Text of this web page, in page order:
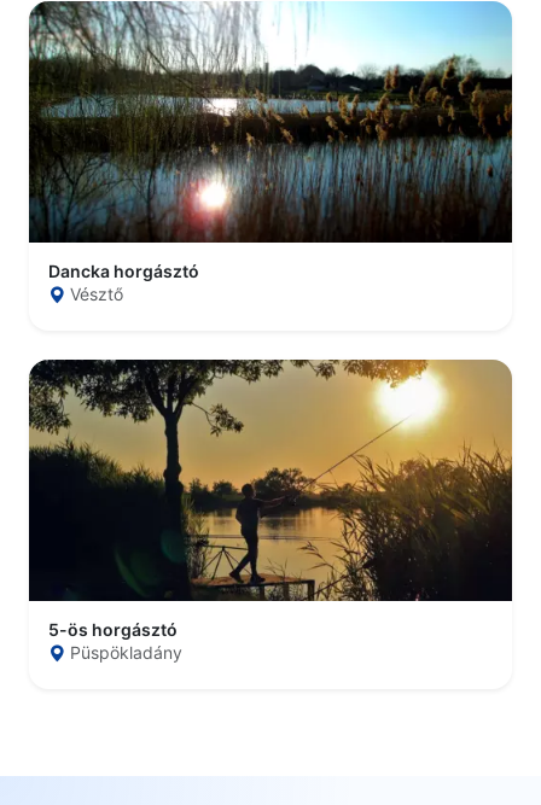
Dancka horgásztó
Vésztő
5-ös horgásztó
Püspökladány